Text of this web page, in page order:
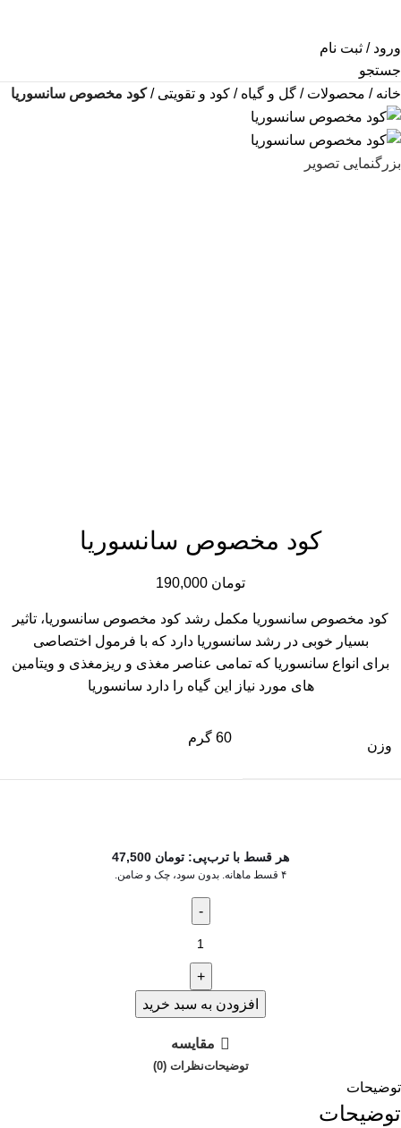
ورود / ثبت نام
جستجو
خانه
محصولات گل و گیاه کود و تقویتی کود مخصوص سانسوریا
بزرگنمایی تصویر
کود مخصوص سانسوریا
تومان
کود مخصوص سانسوریا مكمل رشد كود مخصوص سانسوريا، تاثير
بسيار خوبى در رشد سانسوريا دارد كه با فرمول اختصاصى
براى انواع سانسوريا كه تمامى عناصر مغذى و ريزمغذى و ويتامين
هاى مورد نياز اين گياه را دارد سانسوريا
وزن
60 گرم
هر قسط با ترب‌پی: تومان
۴ قسط ماهانه. بدون سود، چک و ضامن.
افزودن به سبد خرید
مقایسه
توضیحاتنظرات (0)
توضیحات
توضیحات